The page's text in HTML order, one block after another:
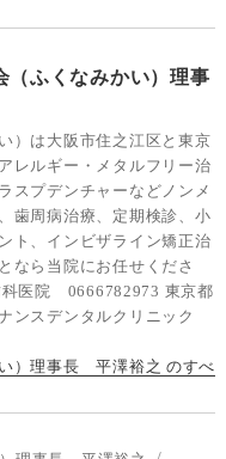
（ふくなみかい）理事
）は大阪市住之江区と東京
レルギー・メタルフリー治
スプデンチャーなどノンメ
歯周病治療、定期検診、小
ト、インビザライン矯正治
なら当院にお任せくださ
医院 0666782973 東京都
ンスデンタルクリニック
）理事長 平澤裕之 のすべ